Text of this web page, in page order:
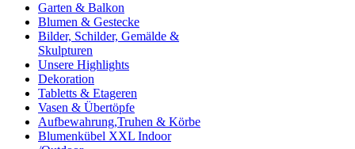
Garten & Balkon
Blumen & Gestecke
Bilder, Schilder, Gemälde &
Skulpturen
Unsere Highlights
Dekoration
Tabletts & Etageren
Vasen & Übertöpfe
Aufbewahrung,Truhen & Körbe
Blumenkübel XXL Indoor